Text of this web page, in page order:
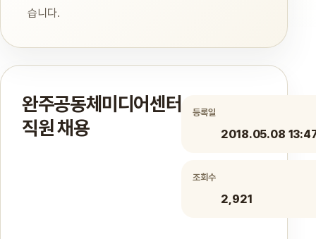
습니다.
완주공동체미디어센터
직원 채용
등록일
2018.05.08
조회수
2,921